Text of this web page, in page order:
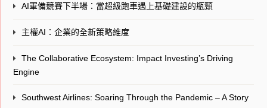
AI軍備競賽下半場：當超級跑車遇上基礎建設的瓶頸
主權AI：企業的全新策略維度
The Collaborative Ecosystem: Impact Investing’s Driving
Engine
Southwest Airlines: Soaring Through the Pandemic – A Story